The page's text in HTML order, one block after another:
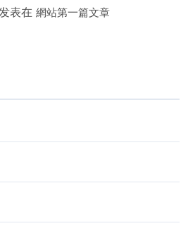
表在 網站第一篇文章